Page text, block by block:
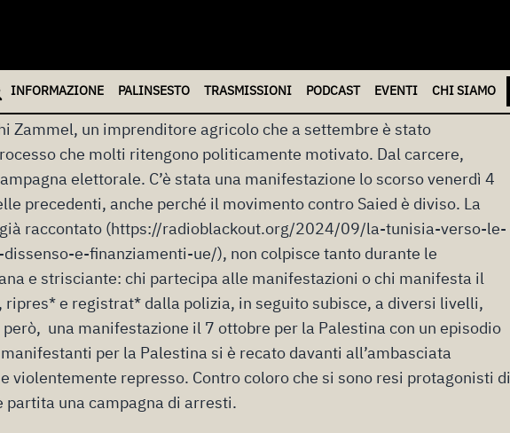
INFORMAZIONE PALINSESTO TRASMISSIONI PODCAST EVENTI CHISIAMO
contro due candidati che non avevano alcuna possibilità di vincere
caratterizzata da brogli e abusi di potere. L’opposizione sarebbe
Zammel, un imprenditore agricolo che a settembre è stato
che molti ritengono politicamente motivato. Dal carcere,
elettorale. C’è stata una manifestazione lo scorso venerdì 4
precedenti, anche perché il movimento contro Saied è diviso. La
raccontato (https://radioblackout.org/2024/09/la-tunisia-verso-le-
e-finanziamenti-ue/), non colpisce tanto durante le
e strisciante: chi partecipa alle manifestazioni o chi manifesta il
ripres* e registrat* dalla polizia, in seguito subisce, a diversi livelli,
però, una manifestazione il 7 ottobre per la Palestina con un episodio
per la Palestina si è recato davanti all’ambasciata
violentemente represso. Contro coloro che si sono resi protagonisti di
una campagna di arresti.